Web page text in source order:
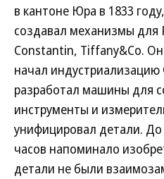
в кантоне Юра в 1833
создавал механизмы для
Constantin, Tiffany&Co.
начал
разработал машины для
инструменты и
унифицировал детали.
часов напоминало
детали не были